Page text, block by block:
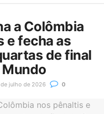
a Colômbia
e fecha as
de final
Mundo
julho de 2026 0